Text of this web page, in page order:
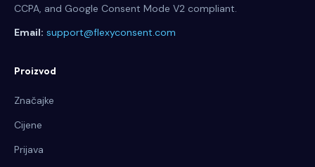
CCPA, and Google Consent Mode V2 compliant.
Email: support@flexyconsent.com
Proizvod
Značajke
Cijene
Prijava